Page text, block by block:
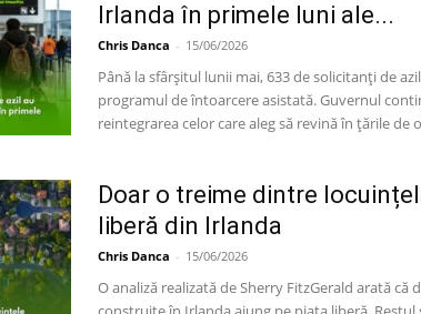
Irlanda în primele luni ale...
Chris Danca - 15/06/2026
Până la sfârșitul lunii mai, 633 de solicitanți de
programul de întoarcere asistată. Guvernul
reintegrarea celor care aleg să revină în țările de
Doar o treime dintre
liberă din Irlanda
Chris Danca - 15/06/2026
O analiză realizată de Sherry FitzGerald arată